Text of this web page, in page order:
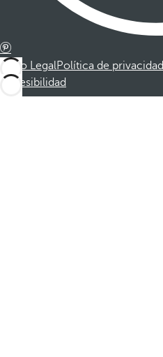
Aviso LegalPolítica de privacidad
Accesibilidad